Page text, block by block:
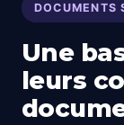
DOCUMENTS
Une
leurs